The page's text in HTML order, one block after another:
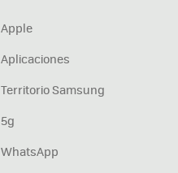
Apple
Aplicaciones
Territorio Samsung
5g
WhatsApp